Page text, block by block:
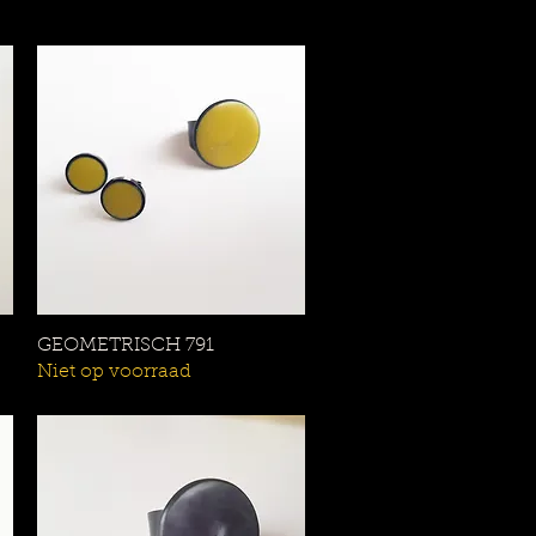
Snel overzicht
GEOMETRISCH 791
Niet op voorraad